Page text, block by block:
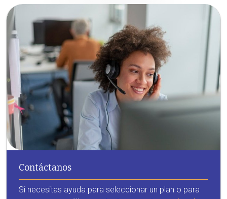
Contáctanos
Si necesitas ayuda para seleccionar un plan o para